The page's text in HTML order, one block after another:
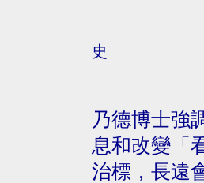
史
乃德博士強
息和改變「
治標，長遠